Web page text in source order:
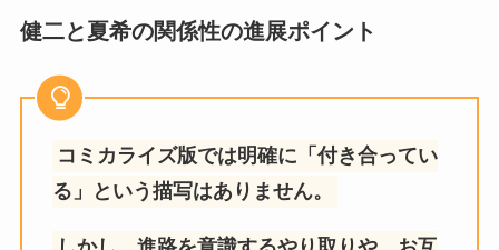
健二と夏希の関係性の進展ポイント
コミカライズ版では明確に「付き合ってい
る」という描写はありません。